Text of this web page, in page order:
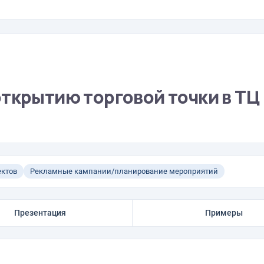
торговой точки в ТЦ
Рекламные кампании/планирование мероприятий
Презентация Примеры